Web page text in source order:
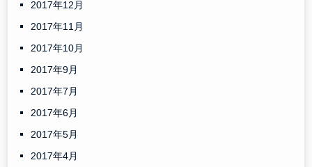
2017年12月
2017年11月
2017年10月
2017年9月
2017年7月
2017年6月
2017年5月
2017年4月